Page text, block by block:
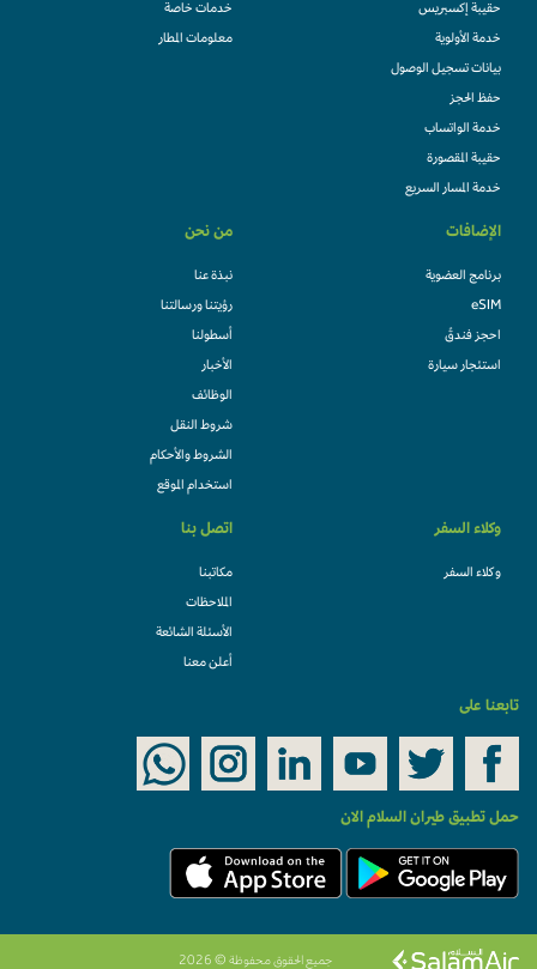
حقيبة إكسبريس
خدمة الأولوية
بيانات تسجيل الوصول
حفظ الحجز
خدمة الواتساب
حقيبة المقصورة
خدمة المسار السريع
خدمات خاصة
معلومات المطار
الإضافات
برنامج العضوية
eSIM
احجز فندقً
استئجار سيارة
من نحن
نبذة عنا
رؤيتنا ورسالتنا
أسطولنا
الأخبار
الوظائف
شروط النقل
الشروط والأحكام
استخدام الموقع
وكلاء السفر
وكلاء السفر
اتصل بنا
مكاتبنا
الملاحظات
الأسئلة الشائعة
أعلن معنا
تابعنا على
حمل تطبيق طيران السلام الان
جميع الحقوق محفوظة © 2026